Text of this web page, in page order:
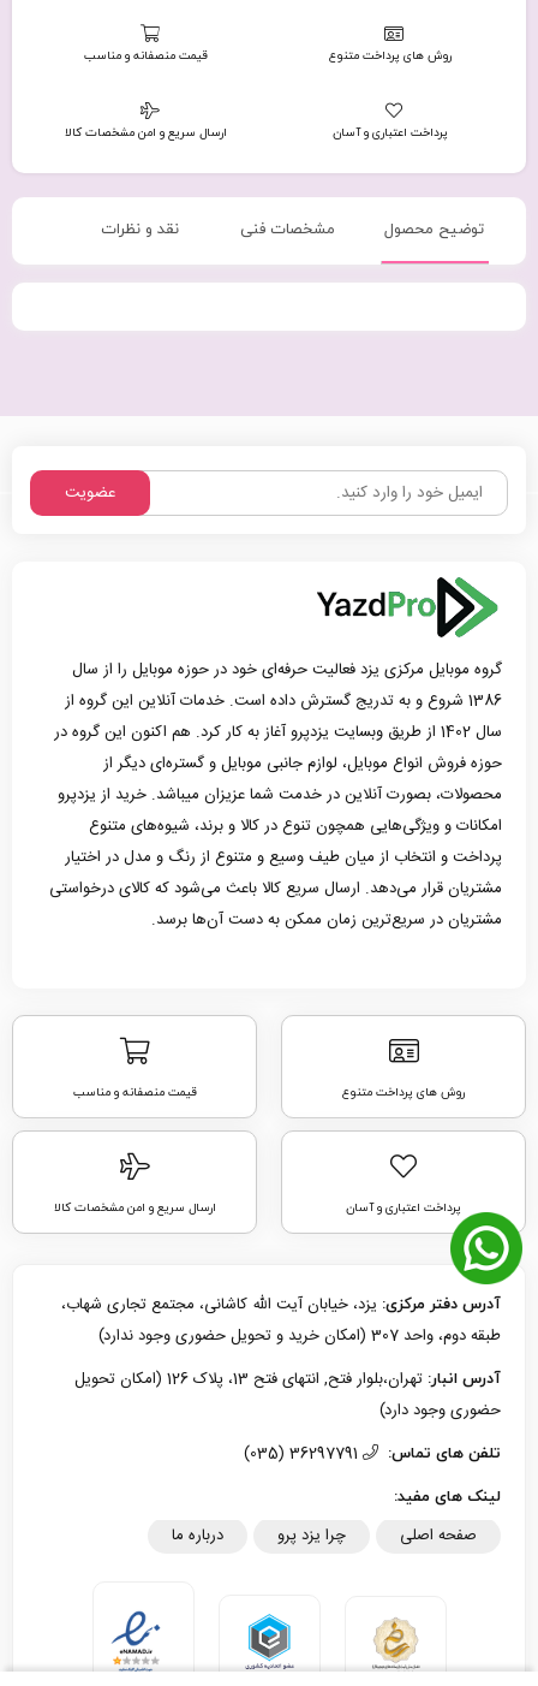
روش های پرداخت متنوع قیمت منصفانه و مناسب
پرداخت اعتباری و آسان ارسال سریع و امن مشخصات کالا
توضیح محصول مشخصات فنی نقد و نظرات
عضویت
گروه موبایل مرکزی یزد فعالیت حرفه‌ای خود در حوزه موبایل را از سال
1386 شروع و به تدریج گسترش داده است. خدمات آنلاین این گروه از
سال 1402 از طریق وبسایت یزدپرو آغاز به کار کرد. هم اکنون این گروه در
حوزه فروش انواع موبایل، لوازم جانبی موبایل و گستره‌ای دیگر از
محصولات، بصورت آنلاین در خدمت شما عزیزان میباشد. خرید از یزدپرو
امکانات و ویژگی‌هایی همچون تنوع در کالا و برند، شیوه‌های متنوع
پرداخت و انتخاب از میان طیف وسیع و متنوع از رنگ و مدل در اختیار
مشتریان قرار می‌دهد. ارسال سریع کالا باعث می‌شود که کالای درخواستی
مشتریان در سریع‌ترین زمان ممکن به دست آن‌ها برسد.
روش های پرداخت متنوع قیمت منصفانه و مناسب
پرداخت اعتباری و آسان ارسال سریع و امن مشخصات کالا
آدرس دفتر مرکزی: یزد، خیابان آیت الله کاشانی، مجتمع تجاری شهاب،
طبقه دوم، واحد 307 (امکان خرید و تحویل حضوری وجود ندارد)
آدرس انبار:
تهران،بلوار فتح, انتهای فتح 13، پلاک 126 (امکان تحویل
حضوری وجود دارد)
تلفن های تماس:
لینک های مفید:
صفحه اصلی چرا یزد پرو درباره ما